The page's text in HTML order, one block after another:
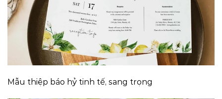
Mẫu thiệp báo hỷ tinh tế, sang trọng